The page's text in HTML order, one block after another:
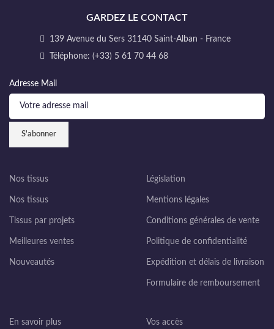
GARDEZ LE CONTACT
139 Avenue du Sers 31140 Saint-Alban - France
Téléphone: (+33) 5 61 70 44 68
Adresse Mail
Nos tissus
Nos tissus
Tissus par projets
Meilleures ventes
Nouveautés
Législation
Mentions légales
Conditions générales de vente
Politique de confidentialité
Expédition et délais de livraison
Formulaire de remboursement
En savoir plus Vos accès